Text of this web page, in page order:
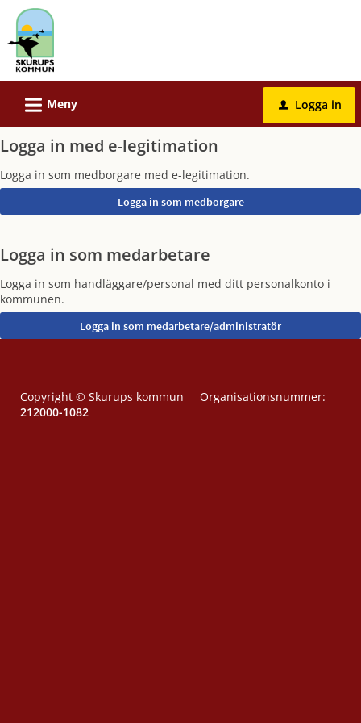
Välkommen
till
tjänster
Skurups
kommun
L Meny u Logga in
Logga in med e-legitimation
Logga in som medborgare med e-legitimation.
Logga in som medarbetare
Logga in som handläggare/personal med ditt personalkonto i
kommunen.
Copyright © Skurups kommun Organisationsnummer:
212000-1082